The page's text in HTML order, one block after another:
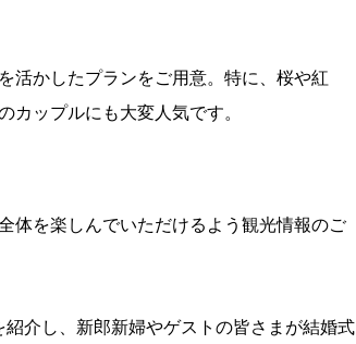
活かしたプランをご用意。特に、桜や紅
カップルにも大変人気です。
体を楽しんでいただけるよう観光情報のご
介し、新郎新婦やゲストの皆さまが結婚式